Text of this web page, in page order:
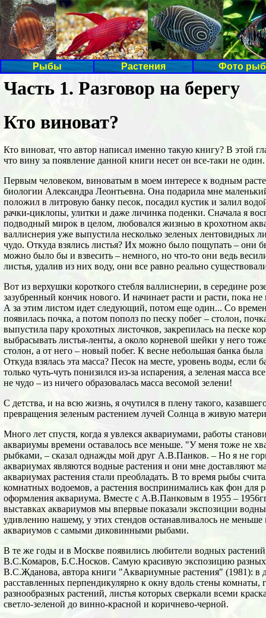
Рыбы Растения Фото рыб
Часть 1. Разговор на берегу
Кто виноват?
Кто виноват, что автор написал именно такую книгу? В этой
что вину за появление данной книги несет он все-таки не один.
Первым человеком, виноватым в моем интересе к водным
биологии Александра Леонтьевна. Она подарила мне
положил в литровую банку песок, посадил кустик и залил
рачки-циклопы, улитки и даже личинка поденки. Сначала я
подводный мирок в целом, любовался жизнью в крохотном
валлиснерия уже выпустила несколько зеленых лентовидных
чудо. Откуда взялись листья? Их можно было пощупать – они
можно было бы и взвесить – немного, но что-то они ведь
листья, удалив из них воду, они все равно реально
Вот из верхушки короткого стебля валлиснерии, в середине
зазубренный кончик нового. И начинает расти и расти, пока не
А за этим листом идет следующий, потом еще один... Со
появилась почка, а потом пополз по песку побег – столон,
выпустила пару крохотных листочков, закрепилась на песке
выбрасывать листья-ленты, а около корневой шейки у него
столон, а от него – новый побег. К весне небольшая банка
Откуда взялась эта масса? Песок на месте, уровень воды, если
только чуть-чуть понизился из-за испарения, а зеленая масса
не чудо – из ничего образовалась масса весомой зелени!
С детства, и на всю жизнь, я очутился в плену такого,
превращения зеленым растением лучей Солнца в живую
Много лет спустя, когда я увлекся аквариумами, работы
аквариумы времени оставалось все меньше. "У меня тоже не
рыбками, – сказал однажды мой друг А.В.Панков. – Но я не
аквариумах являются водные растения и они мне доставляют
аквариумах растения стали преобладать. В то время рыбы
комнатных водоемов, а растения воспринимались как фон для
оформления аквариума. Вместе с А.В.Панковым в 1955 –
выставках аквариумов мы впервые показали экспозиции
удивлению нашему, у этих стендов останавливалось не меньше
аквариумов с самыми диковинными рыбами.
В те же годы и в Москве появились любители водных
В.С.Комаров, Б.С.Носков. Самую красивую экспозицию разных
В.С.Жданова, автора книги "Аквариумные растения" (1981): в
расставленных перпендикулярно к окну вдоль стены комнаты,
разнообразных растений, листья которых сверкали всеми
светло-зеленой до винно-красной и коричнево-черной.